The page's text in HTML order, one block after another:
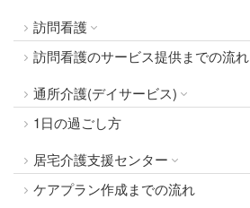
訪問看護
訪問看護のサービス提供までの流れ
通所介護(デイサービス)
1日の過ごし方
居宅介護支援センター
ケアプラン作成までの流れ